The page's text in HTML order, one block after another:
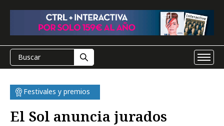
Festivales y premios
El Sol anuncia jurados